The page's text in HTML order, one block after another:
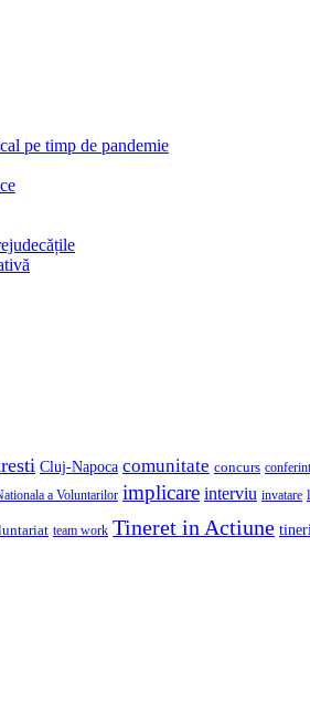
pe timp de pandemie
Cluj-Napoca comunitate concurs
a Voluntarilor implicare interviu invatare
team work Tineret in Actiune tineri